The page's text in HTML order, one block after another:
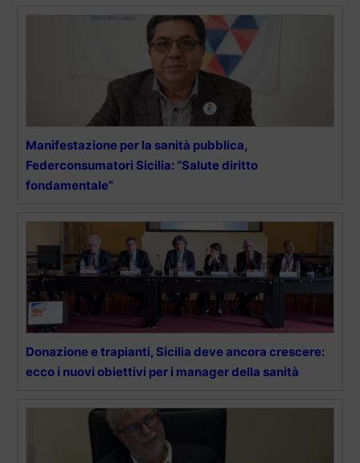
Manifestazione per la sanità pubblica,
Federconsumatori Sicilia: “Salute diritto
fondamentale”
Donazione e trapianti, Sicilia deve ancora crescere:
ecco i nuovi obiettivi per i manager della sanità